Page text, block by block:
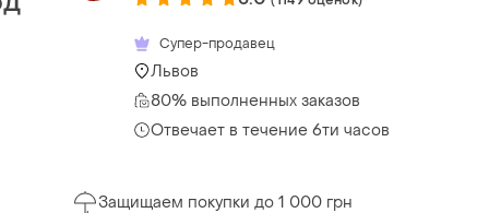
Супер-продавец
Львов
80% выполненных заказов
Отвечает в течение 6ти часов
Защищаем покупки до 1 000 грн